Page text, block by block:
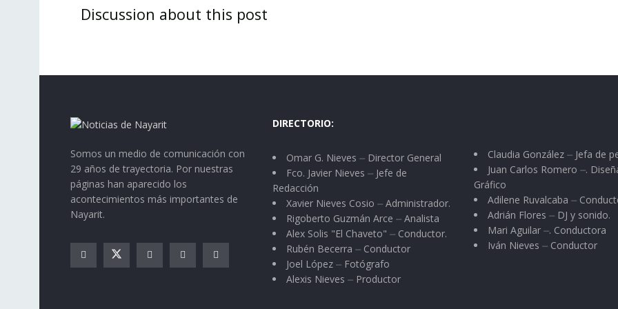
Discussion about this post
Somos un medio de comunicación con
29 años de trayectoria. Por nuestras
páginas han aparecido los
acontecimientos más importantes de
Nayarit.
DIRECTORIO:
Omar G. Nieves ⏤ Director General
Fco. Javier Nieves ⏤ Jefe de
Redacción
Xavier Nieves Cosio ⏤ Administrador.
Rigoberto Guzmán Arce ⏤ Analista
Alex Solis "El Chaveto" ⏤ Conductor.
Rubén Becerra ⏤ Conductor
Joel López ⏤ Fotógrafo
Alexis Nieves ⏤ Productor
Claudia González ⏤ Jefa de
Juan Carlos Romero ⏤.
Gráfico
Adilene Ruvalcaba ⏤
Adrián Flores ⏤ DJ y sonido.
Mari Aguilar ⏤. Conductora
Iván Nieves ⏤ Conductor